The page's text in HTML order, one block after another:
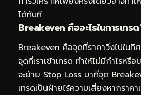
ได้ทันที
Breakeven คืออะไรในการเทร
Breakeven คือจุดที่ราคาวิ่งไปในทิ
จุดที่เราเข้าเทรด ทำให้ไม่มีกำไรหรื
จะย้าย Stop Loss มาที่จุด
เทรดเป็นฝ่ายไร้ความเสี่ยงหากราค